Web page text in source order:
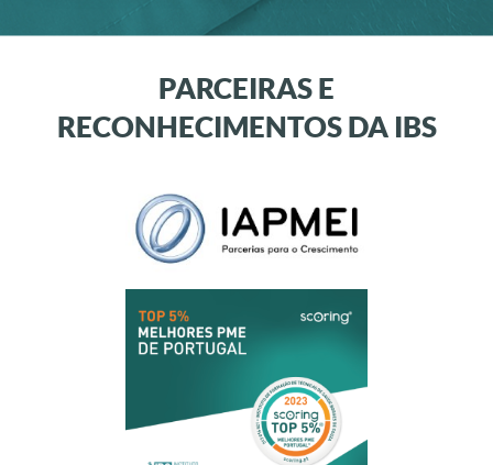
PARCEIRAS E
RECONHECIMENTOS DA IBS